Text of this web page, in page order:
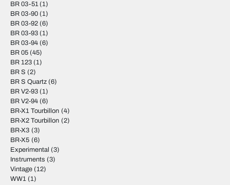
BR 03-51(1)
BR 03-90 (1)
BR 03-92 (6)
BR 03-93 (1)
BR 03-94 (6)
BR 05 (45)
BR 123 (1)
BR S (2)
BR S Quartz (6)
BR V2-93 (1)
BR V2-94 (6)
BR-X1 Tourbillon (4)
BR-X2 Tourbillon (2)
BR-X3 (3)
BR-X5 (6)
Experimental (3)
Instruments (3)
Vintage (12)
WW1 (1)